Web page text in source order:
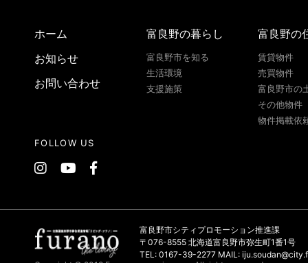
ホーム
お知らせ
お問い合わせ
富良野の暮らし
富良野市を知る
生活環境
支援施策
富良野の
賃貸物件
売買物件
富良野市の
その他物件
物件掲載依
FOLLOW US
富良野市シティプロモーション推進課
〒076-8555 北海道富良野市弥生町1番1号
TEL: 0167-39-2277 MAIL: